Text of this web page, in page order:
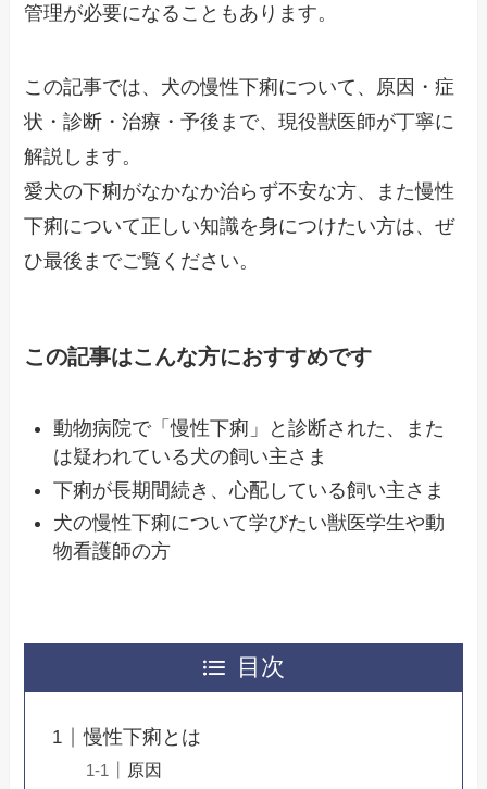
管理が必要になることもあります。
この記事では、犬の慢性下痢について、原因・症
状・診断・治療・予後まで、現役獣医師が丁寧に
解説します。
愛犬の下痢がなかなか治らず不安な方、また慢性
下痢について正しい知識を身につけたい方は、ぜ
ひ最後までご覧ください。
この記事はこんな方におすすめです
動物病院で「慢性下痢」と診断された、また
は疑われている犬の飼い主さま
下痢が長期間続き、心配している飼い主さま
犬の慢性下痢について学びたい獣医学生や動
物看護師の方
目次
慢性下痢とは
原因